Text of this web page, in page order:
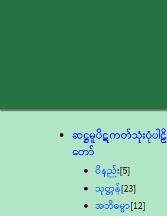
ဆဋ္ဌမူပိဋကတ်သုံးပုံပါဠိ
တော်
ဝိနည်း[5]
သုတ္တန်[23]
အဘိဓမ္မာ[12]